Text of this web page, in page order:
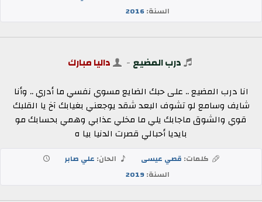
السنة:2016
درب المضيع - داليا مبارك
انا درب المضيع .. على حبك الضايع مسوي نفسي ما أدري .. وأنا
شايف وسامع لو تشوف البعد شقد يوجعني بغيابك آخ يا القلبك
قوي والشوق ماجابك يلي ما مخلي عذابي وهمي بحسابك مو
بايديا أحبالي قصرت الدنيا بيا ه
كلمات: قصي عيسى الحان: علي صابر
السنة:2019